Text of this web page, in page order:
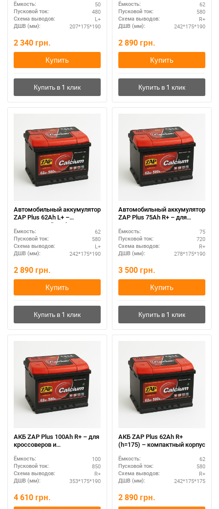
Ёмкость: 50
Пусковой ток: 480
Схема выводов: L+
ДШВ (мм): 207*175*190
2 340 грн.
Купить
Ёмкость: 62
Пусковой ток: 580
Схема выводов: R+
ДШВ (мм): 242*175*190
2 890 грн.
Купить
Автомобильный аккумулятор
ZAP Plus 62Ah L+ –
оптимальный выбор
Ёмкость: 62
Пусковой ток: 580
Схема выводов: L+
ДШВ (мм): 242*175*190
2 890 грн.
Купить
Автомобильный аккумулятор
ZAP Plus 75Ah R+ – для
Ёмкость: 75
Пусковой ток: 720
Схема выводов: R+
ДШВ (мм): 278*175*190
3 500 грн.
Купить
АКБ ZAP Plus 100Ah R+ – для
кроссоверов и
Ёмкость: 100
Пусковой ток: 850
Схема выводов: R+
ДШВ (мм): 353*175*190
4 610 грн.
АКБ ZAP Plus 62Ah R+
(h=175) – компактный корпус
Ёмкость: 62
Пусковой ток: 580
Схема выводов: R+
ДШВ (мм): 242*175*175
2 890 грн.